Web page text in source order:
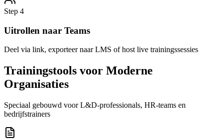
Step 4
Uitrollen naar Teams
Deel via link, exporteer naar LMS of host live trainingssessies
Trainingstools voor Moderne
Organisaties
Speciaal gebouwd voor L&D-professionals, HR-teams en
bedrijfstrainers